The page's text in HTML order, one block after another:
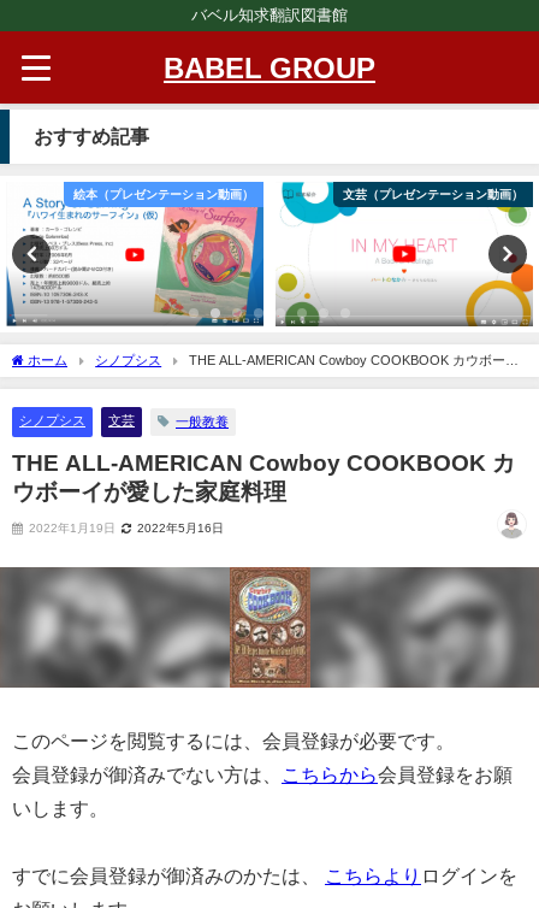
バベル知求翻訳図書館
BABEL GROUP
おすすめ記事
絵本（プレゼンテーション動画） 文芸（プレゼンテーション動画）
ホーム シノプシス
THE ALL-AMERICAN Cowboy COOKBOOK カウボーイ
が愛した家庭料理
シノプシス 文芸 一般教養
THE ALL-AMERICAN Cowboy COOKBOOK カ
ウボーイが愛した家庭料理
2022年1月19日 2022年5月16日
このページを閲覧するには、会員登録が必要です。
会員登録が御済みでない方は、
こちらから会員登録をお願
いします。
すでに会員登録が御済みのかたは、 こちらより ログインを